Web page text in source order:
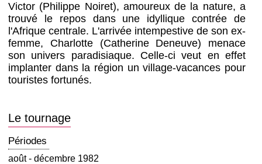
Victor (Philippe Noiret), amoureux de la nature, a
trouvé le repos dans une idyllique contrée de
l'Afrique centrale. L'arrivée intempestive de son ex-
femme, Charlotte (Catherine Deneuve) menace
son univers paradisiaque. Celle-ci veut en effet
implanter dans la région un village-vacances pour
touristes fortunés.
Le tournage
Périodes
août - décembre 1982